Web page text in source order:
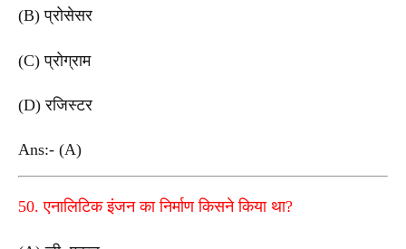
(B) प्रोसेसर
(C) प्रोग्राम
(D) रजिस्टर
Ans:- (A)
50. एनालिटिक इंजन का निर्माण किसने किया था?